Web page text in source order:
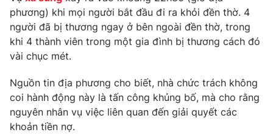
Thế giới đó đây
Câu chuyện quốc tế
Tài chính
Thị trường
Dữ liệu và đời sống
Phim VTV
Hậu trường
Giải trí
Điện ảnh
phương) khi mọi người bắt đầu đi ra khỏi đền thờ. 4
người đã bị thương ngay ở bên ngoài đền thờ, trong
khi 4 thành viên trong một gia đình bị thương cách đó
vài chục mét.
Nguồn tin địa phương cho biết, nhà chức trách không
coi hành động này là tấn công khủng bố, mà cho rằng
nguyên nhân vụ việc liên quan đến giải quyết các
khoản tiền nợ.